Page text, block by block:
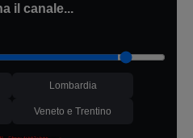
il canale...
Lombardia
Veneto e Trentino